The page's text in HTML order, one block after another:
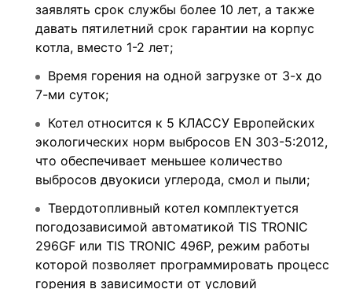
заявлять срок службы более 10 лет, а также
давать пятилетний срок гарантии на корпус
котла, вместо 1-2 лет;
Время горения на одной загрузке от 3-х до
7-ми суток;
Котел относится к 5 КЛАССУ Европейских
экологических норм выбросов EN 303-5:2012,
что обеспечивает меньшее количество
выбросов двуокиси углерода, смол и пыли;
Твердотопливный котел комплектуется
погодозависимой автоматикой TIS TRONIC
296GF или TIS TRONIC 496P, режим работы
которой позволяет программировать процесс
горения в зависимости от условий